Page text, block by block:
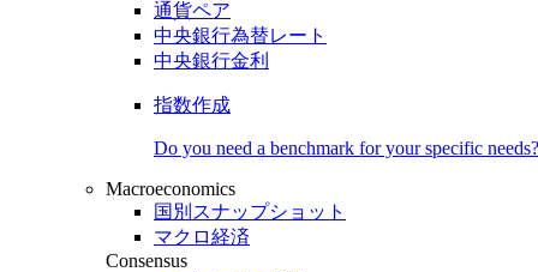
通貨ペア
中央銀行為替レート
中央銀行金利
指数作成
Do you need a benchmark for your specific needs?
Macroeconomics
国別スナップショット
マクロ経済
Consensus